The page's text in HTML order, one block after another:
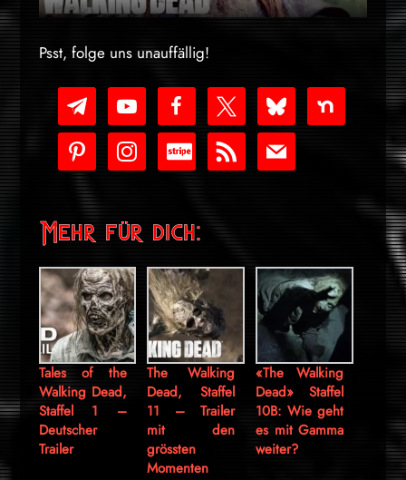
Psst, folge uns unauffällig!
telegram
youtube-
play
facebook bluesky nextdoor
pinterest instagramcc-
stripe
rss mail
Mehr für dich:
Tales of the
Walking Dead,
Staffel 1 –
Deutscher
Trailer
The Walking
Dead, Staffel
11 – Trailer
mit den
grössten
Momenten
«The Walking
Dead» Staffel
10B: Wie geht
es mit Gamma
weiter?